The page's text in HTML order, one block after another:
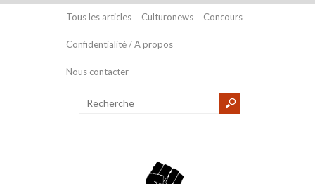
Tous les articles Culturonews Concours
Confidentialité / A propos
Nous contacter